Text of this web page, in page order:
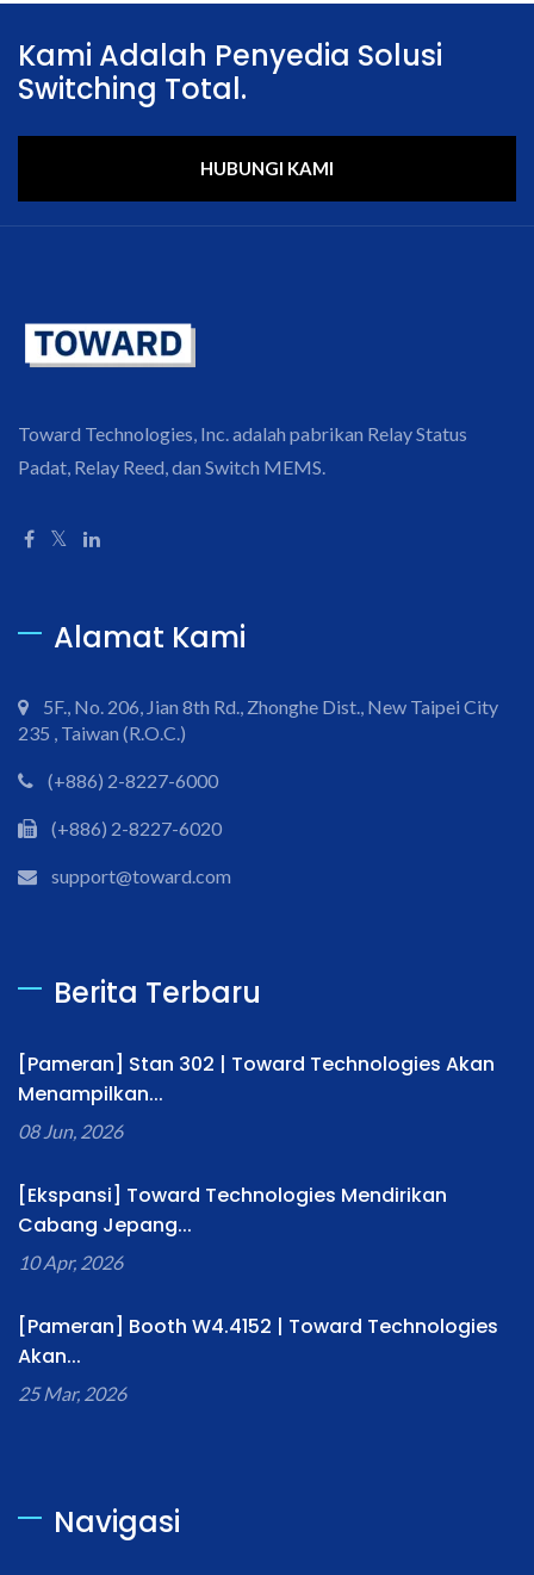
Kami Adalah Penyedia Solusi
Switching Total.
HUBUNGI KAMI
Toward Technologies, Inc. adalah pabrikan Relay Status
Padat, Relay Reed, dan Switch MEMS.
Alamat Kami
5F., No. 206, Jian 8th Rd., Zhonghe Dist., New Taipei City
235 , Taiwan (R.O.C.)
(+886) 2-8227-6000
(+886) 2-8227-6020
support@toward.com
Berita Terbaru
[Pameran] Stan 302 | Toward Technologies Akan
Menampilkan...
08 Jun, 2026
[Ekspansi] Toward Technologies Mendirikan
Cabang Jepang...
10 Apr, 2026
[Pameran] Booth W4.4152 | Toward Technologies
Akan...
25 Mar, 2026
Navigasi